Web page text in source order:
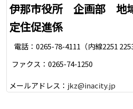
伊那市役所 企画部 地
定住促進係
電話：0265-78-4111（内線2251 2253
ファクス：0265-74-1250
メールアドレス： jkz@inacity.jp